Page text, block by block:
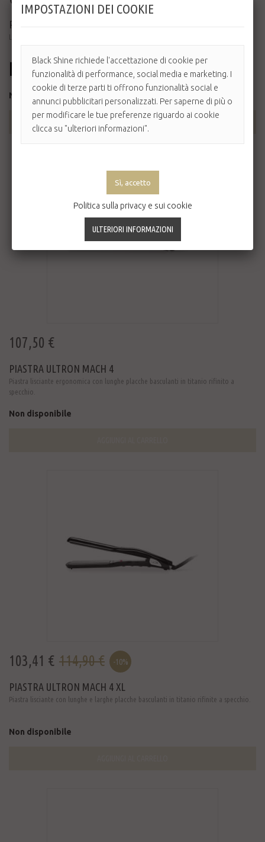
PIASTRA GAMMA+ ONE230
Non disponibile
AGGIUNGI AL CARRELLO
107,50 €
PIASTRA ULTRON MACH 4
Piastra lisciante ergonomica con lunghe placche basculanti in titanio rifinito a
specchio.
Non disponibile
103,41 € 114,90 € -10%
PIASTRA ULTRON MACH 4 XL
Piastra lisciante con lunghe e larghe placche basculanti in titanio rifinite a specchio.
Non disponibile
IMPOSTAZIONI DEI COOKIE
Black Shine richiede l'accettazione di cookie per
funzionalità di performance, social media e marketing. I
cookie di terze parti ti offrono funzionalità social e
annunci pubblicitari personalizzati. Per saperne di più o
per modificare le tue preferenze riguardo ai cookie
clicca su "ulteriori informazioni".
Politica sulla privacy e sui cookie